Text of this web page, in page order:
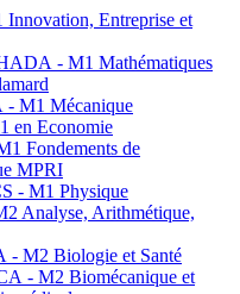
Entreprise et
- M1 Mathématiques
M1 Mécanique
en Economie
Fondements de
MPRI
- M1 Physique
Analyse, Arithmétique,
M2 Biologie et Santé
- M2 Biomécanique et